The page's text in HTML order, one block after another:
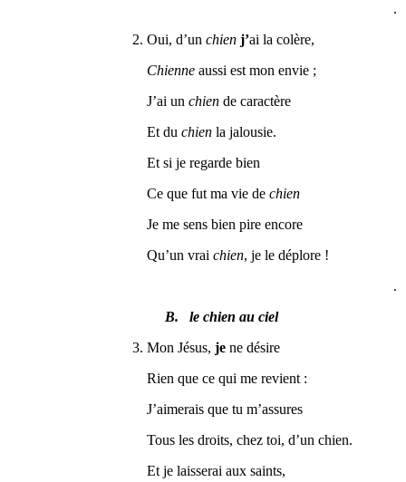
.
2. Oui, d’unchien j’ai la colère,
Chienne aussi est mon envie ;
J’ai unchien de caractère
Et duchien la jalousie.
Et si je regarde bien
Ce que fut ma vie dechien
Je me sens bien pire encore
Qu’un vraichien, je le déplore !
.
B. le chien au ciel
3. Mon Jésus,je ne désire
Rien que ce qui me revient :
J’aimerais que tu m’assures
Tous les droits, chez toi, d’un chien.
Et je laisserai aux saints,